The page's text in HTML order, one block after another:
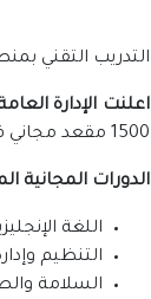
التدريب التقني بمنطقة عسير
اعلنت الإدارة
1500 مقعد مجاني في عدد من المجالات، وذلك من خلال التفاصيل الآتية.
الدورات المجانية
اللغة
التنظيم
السلامة